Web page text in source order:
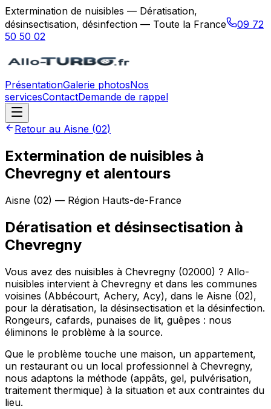
Extermination de nuisibles — Dératisation,
désinsectisation, désinfection — Toute la France
09 72
50 50 02
PrésentationGalerie photosNos
servicesContactDemande de rappel
Retour au Aisne (02)
Extermination de nuisibles à
Chevregny et alentours
Aisne (02) — Région Hauts-de-France
Dératisation et désinsectisation à
Chevregny
Vous avez des nuisibles à Chevregny (02000) ? Allo-
nuisibles intervient à Chevregny et dans les communes
voisines (Abbécourt, Achery, Acy), dans le Aisne (02),
pour la dératisation, la désinsectisation et la désinfection.
Rongeurs, cafards, punaises de lit, guêpes : nous
éliminons le problème à la source.
Que le problème touche une maison, un appartement,
un restaurant ou un local professionnel à Chevregny,
nous adaptons la méthode (appâts, gel, pulvérisation,
traitement thermique) à la situation et aux contraintes du
lieu.